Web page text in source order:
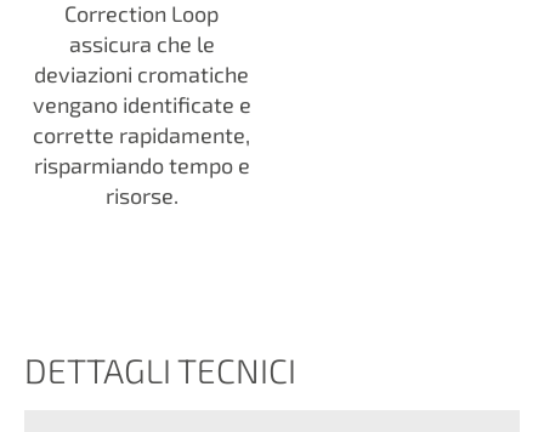
Correction Loop
assicura che le
deviazioni cromatiche
vengano identificate e
corrette rapidamente,
risparmiando tempo e
risorse.
DETTAGLI TECNICI